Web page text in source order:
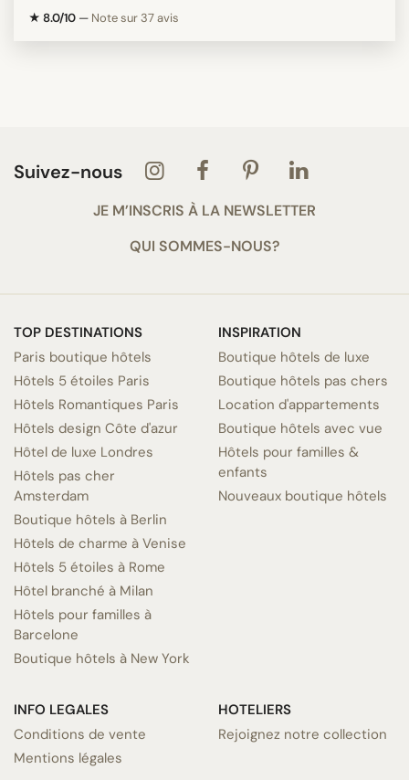
★ 8.0/10 — Note sur 37 avis
Suivez-nous
JE M’INSCRIS À LA NEWSLETTER
QUI SOMMES-NOUS?
TOP DESTINATIONS
Paris boutique hôtels
Hôtels 5 étoiles Paris
Hôtels Romantiques Paris
Hôtels design Côte d'azur
Hôtel de luxe Londres
Hôtels pas cher
Amsterdam
Boutique hôtels à Berlin
Hôtels de charme à Venise
Hôtels 5 étoiles à Rome
Hôtel branché à Milan
Hôtels pour familles à
Barcelone
Boutique hôtels à New York
INSPIRATION
Boutique hôtels de luxe
Boutique hôtels pas chers
Location d'appartements
Boutique hôtels avec vue
Hôtels pour familles &
enfants
Nouveaux boutique hôtels
INFO LEGALES
Conditions de vente
Mentions légales
HOTELIERS
Rejoignez notre collection